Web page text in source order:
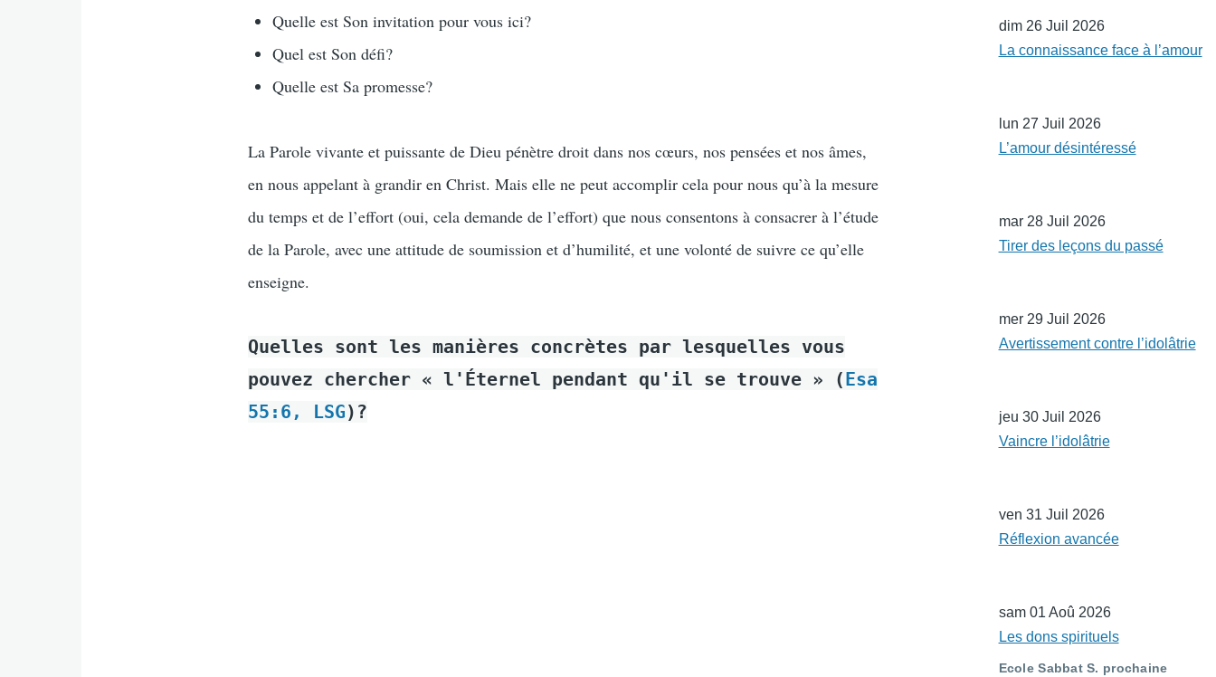
Quelle est Son invitation pour vous ici?
Quel est Son défi?
Quelle est Sa promesse?
La Parole vivante et puissante de Dieu pénètre droit dans nos cœurs, nos pensées et nos âmes,
en nous appelant à grandir en Christ. Mais elle ne peut accomplir cela pour nous qu’à la mesure
du temps et de l’effort (oui, cela demande de l’effort) que nous consentons à consacrer à l’étude
de la Parole, avec une attitude de soumission et d’humilité, et une volonté de suivre ce qu’elle
enseigne.
Quelles sont les manières concrètes par lesquelles vous
pouvez chercher « l'Éternel pendant qu'il se trouve » (Esa
55:6, LSG)?
dim 26 Juil 2026
La connaissance face à l’amour
lun 27 Juil 2026
L’amour désintéressé
mar 28 Juil 2026
Tirer des leçons du passé
mer 29 Juil 2026
Avertissement contre l’idolâtrie
jeu 30 Juil 2026
Vaincre l’idolâtrie
ven 31 Juil 2026
Réflexion avancée
sam 01 Aoû 2026
Les dons spirituels
Ecole Sabbat S. prochaine